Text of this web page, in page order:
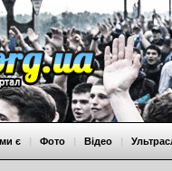
є | Фото | Відео |